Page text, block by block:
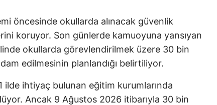
öncesinde okullarda alınacak güvenlik
koruyor. Son günlerde kamuoyuna yansıyan
okullarda görevlendirilmek üzere 30 bin
edilmesinin planlandığı belirtiliyor.
ilde ihtiyaç bulunan eğitim kurumlarında
Ancak 9 Ağustos 2026 itibarıyla 30 bin